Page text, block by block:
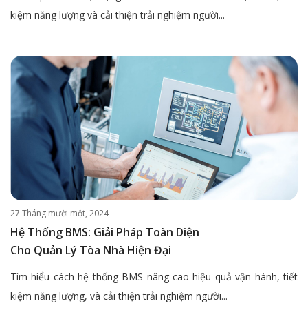
kiệm năng lượng và cải thiện trải nghiệm người...
27 Tháng mười một, 2024
Hệ Thống BMS: Giải Pháp Toàn Diện
Cho Quản Lý Tòa Nhà Hiện Đại
Tìm hiểu cách hệ thống BMS nâng cao hiệu quả vận hành, tiết
kiệm năng lượng, và cải thiện trải nghiệm người...